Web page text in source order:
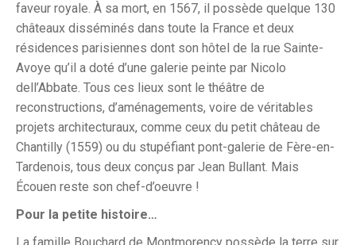
faveur royale. À sa mort, en 1567, il possède quelque 130
châteaux disséminés dans toute la France et deux
résidences parisiennes dont son hôtel de la rue Sainte-
Avoye qu’il a doté d’une galerie peinte par Nicolo
dell’Abbate. Tous ces lieux sont le théâtre de
reconstructions, d’aménagements, voire de véritables
projets architecturaux, comme ceux du petit château de
Chantilly (1559) ou du stupéfiant pont-galerie de Fère-en-
Tardenois, tous deux conçus par Jean Bullant. Mais
Écouen reste son chef-d’oeuvre !
Pour la petite histoire…